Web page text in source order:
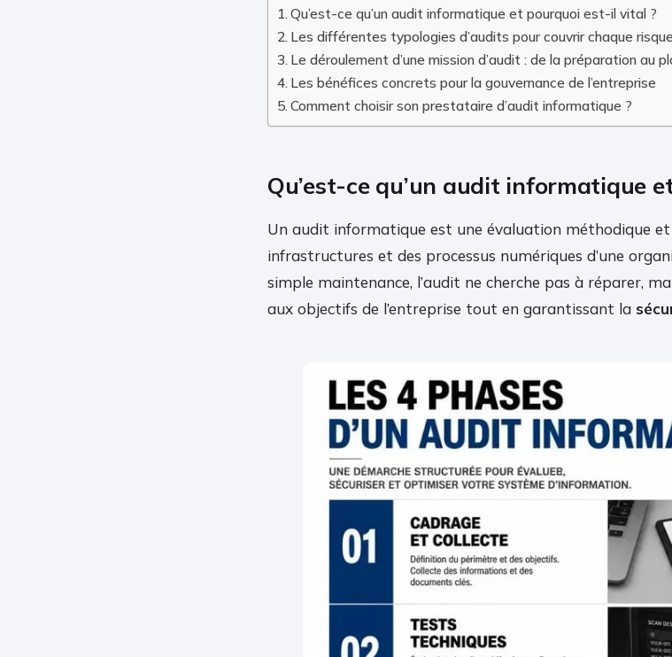
Qu’est-ce qu’un audit informatique et pourquoi est-il vital ?
Les différentes typologies d’audits pour couvrir chaque risque
Le déroulement d’une mission d’audit : de la préparation au
Les bénéfices concrets pour la gouvernance de l’entreprise
Comment choisir son prestataire d’audit informatique ?
Qu’est-ce qu’un audit informatique
Un audit informatique est une évaluation méthodique et
infrastructures et des processus numériques d’une
simple maintenance, l’audit ne cherche pas à réparer,
aux objectifs de l’entreprise tout en garantissant la